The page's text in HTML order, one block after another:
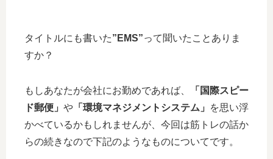
タイトルにも書いた”EMS”って聞いたことありま
すか？
もしあなたが会社にお勤めであれば、
「国際スピー
ド郵便」 や 「環境マネジメントシステム」
を思い浮
かべているかもしれませんが、今回は筋トレの話か
らの続きなので下記のようなものについてです。